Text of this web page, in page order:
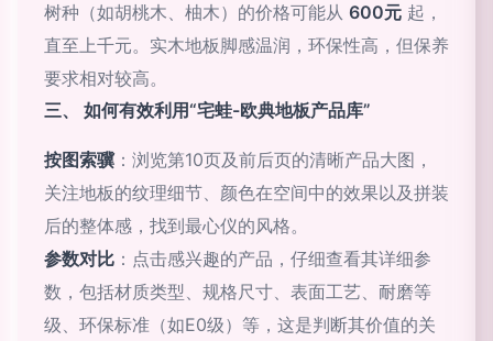
树种（如胡桃木、柚木）的价格可能从 600元 起，
直至上千元。实木地板脚感温润，环保性高，但保养
要求相对较高。
三、 如何有效利用“宅蛙-欧典地板产品库”
按图索骥：浏览第10页及前后页的清晰产品大图，
关注地板的纹理细节、颜色在空间中的效果以及拼装
后的整体感，找到最心仪的风格。
参数对比 ：点击感兴趣的产品，仔细查看其详细参
数，包括材质类型、规格尺寸、表面工艺、耐磨等
级、环保标准（如E0级）等，这是判断其价值的关